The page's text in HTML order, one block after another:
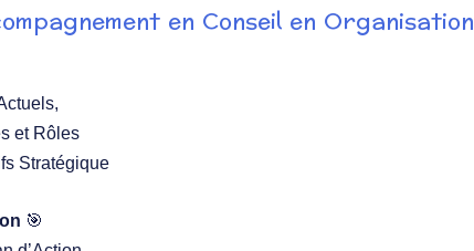
en Conseil en Organisation
et Rôles
Stratégique
🎯